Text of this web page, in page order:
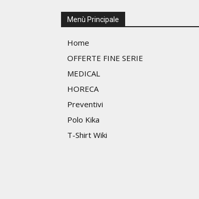
Menù Principale
Home
OFFERTE FINE SERIE
MEDICAL
HORECA
Preventivi
Polo Kika
T-Shirt Wiki